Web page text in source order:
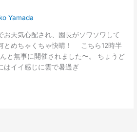
Yamada
お天気心配され、園長がソワソワして
とめちゃくちゃ快晴！ こちら12時半
と無事に開催されました〜。 ちょうど
はイイ感じに雲で暑過ぎ